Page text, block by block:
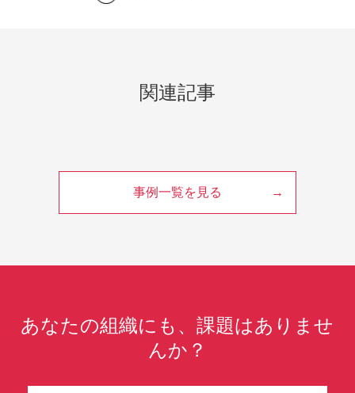
関連記事
事例一覧を見る
あなたの組織にも、課題はありませ
んか？